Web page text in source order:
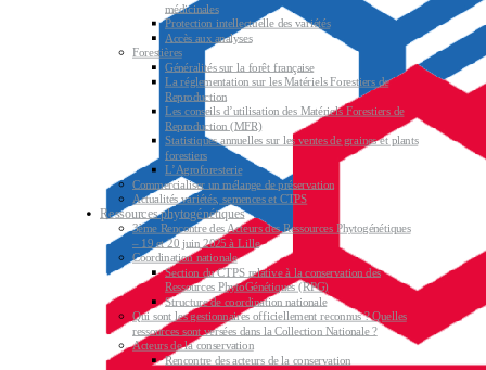
médicinales
Protection intellectuelle des variétés
Accès aux analyses
Forestières
Généralités sur la forêt française
La réglementation sur les Matériels Forestiers de
Reproduction
Les conseils d’utilisation des Matériels Forestiers de
Reproduction (MFR)
Statistiques annuelles sur les ventes de graines et plants
forestiers
L’Agroforesterie
Commercialiser un mélange de préservation
Actualités variétés, semences et CTPS
Ressources phytogénétiques
3ème Rencontre des Acteurs des Ressources Phytogénétiques
– 19 et 20 juin 2025 à Lille
Coordination nationale
Section du CTPS relative à la conservation des
Ressources PhytoGénétiques (RPG)
Structure de coordination nationale
Qui sont les gestionnaires officiellement reconnus ? Quelles
ressources sont versées dans la Collection Nationale ?
Acteurs de la conservation
Rencontre des acteurs de la conservation